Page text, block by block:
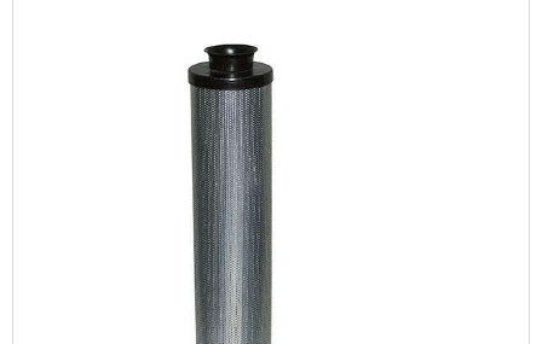
encontrar excelente custo-benefício com
manutenção em diversas marcas e
modelos de empilhadeiras.ALGUNS DE...